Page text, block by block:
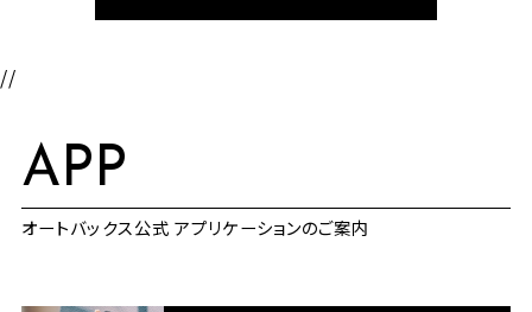
//
APP
オートバックス公式 アプリケーションのご案内